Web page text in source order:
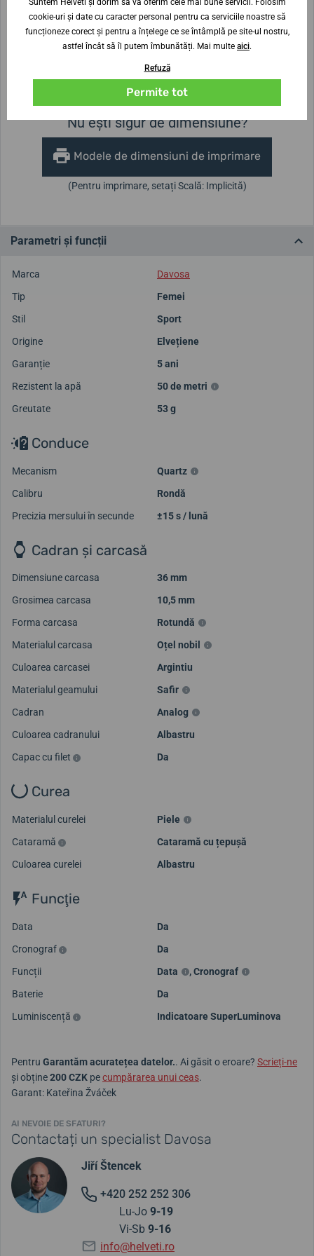
Lățimea curelei
10,5 mm
Diametrul carcasei
36 mm
Nu ești sigur de dimensiune?
Modele de dimensiuni de imprimare
(Pentru imprimare, setați Scală: Implicită)
Parametri și funcții
Marca
Davosa
Tip
Femei
Stil
Sport
Origine
Elvețiene
Garanție
5 ani
Rezistent la apă
50 de metri
Greutate
53 g
Conduce
Mecanism
Quartz
Calibru
Rondă
Precizia mersului în secunde
±15 s / lună
Cadran și carcasă
Dimensiune carcasa
36 mm
Grosimea carcasa
10,5 mm
Forma carcasa
Rotundă
Materialul carcasa
Oțel nobil
Culoarea carcasei
Argintiu
Materialul geamului
Safir
Cadran
Analog
Culoarea cadranului
Albastru
Capac cu filet
Da
Curea
Materialul curelei
Piele
Cataramă
Cataramă cu țepușă
Culoarea curelei
Albastru
Funcţie
Data
Da
Cronograf
Da
Funcții
Data ,Cronograf
Baterie
Da
Luminiscență
Indicatoare SuperLuminova
Pentru Garantăm acuratețea datelor.. Ai găsit o eroare? Scrieți-ne
și obține200 CZK pecumpărarea unui ceas.
Garant: Kateřina Žváček
AI NEVOIE DE SFATURI?
Contactați un specialist Davosa
Jiří Štencek
+420 252 252 306
Lu-Jo 9-19
Vi-Sb 9-16
info@helveti.ro
cookie-uri și date cu caracter personal pentru ca serviciile noastre să
funcționeze corect și pentru a înțelege ce se întâmplă pe site-ul nostru,
astfel încât să îl putem îmbunătăți. Mai multe aici.
Refuză
Permite tot